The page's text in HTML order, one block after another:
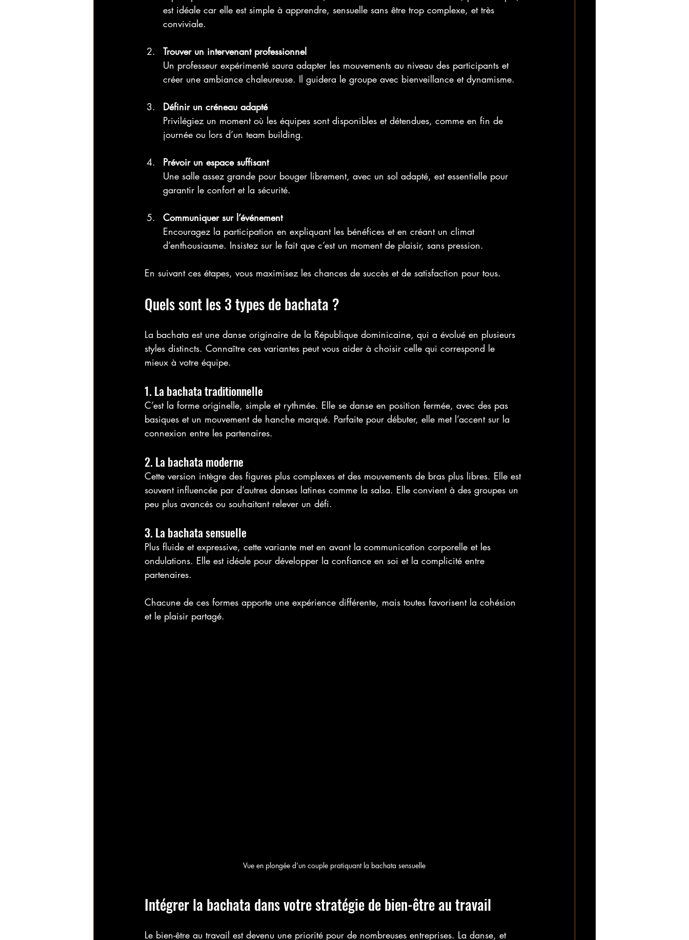
est idéale car elle est simple à apprendre, sensuelle sans être trop complexe, et très
conviviale.
Trouver un intervenant professionnel
Un professeur expérimenté saura adapter les mouvements au niveau des participants et
créer une ambiance chaleureuse. Il guidera le groupe avec bienveillance et dynamisme.
Définir un créneau adapté
Privilégiez un moment où les équipes sont disponibles et détendues, comme en fin de
journée ou lors d’un team building.
Prévoir un espace suffisant
Une salle assez grande pour bouger librement, avec un sol adapté, est essentielle pour
garantir le confort et la sécurité.
Communiquer sur l’événement
Encouragez la participation en expliquant les bénéfices et en créant un climat
d’enthousiasme. Insistez sur le fait que c’est un moment de plaisir, sans pression.
En suivant ces étapes, vous maximisez les chances de succès et de satisfaction pour tous.
Quels sont les 3 types de bachata ?
La bachata est une danse originaire de la République dominicaine, qui a évolué en plusieurs
styles distincts. Connaître ces variantes peut vous aider à choisir celle qui correspond le
mieux à votre équipe.
1. La bachata traditionnelle
C’est la forme originelle, simple et rythmée. Elle se danse en position fermée, avec des pas
basiques et un mouvement de hanche marqué. Parfaite pour débuter, elle met l’accent sur la
connexion entre les partenaires.
2. La bachata moderne
Cette version intègre des figures plus complexes et des mouvements de bras plus libres. Elle est
souvent influencée par d’autres danses latines comme la salsa. Elle convient à des groupes un
peu plus avancés ou souhaitant relever un défi.
3. La bachata sensuelle
Plus fluide et expressive, cette variante met en avant la communication corporelle et les
ondulations. Elle est idéale pour développer la confiance en soi et la complicité entre
partenaires.
Chacune de ces formes apporte une expérience différente, mais toutes favorisent la cohésion
et le plaisir partagé.
Vue en plongée d’un couple pratiquant la bachata sensuelle
Intégrer la bachata dans votre stratégie de bien-être au travail
Le bien-être au travail est devenu une priorité pour de nombreuses entreprises. La danse, et